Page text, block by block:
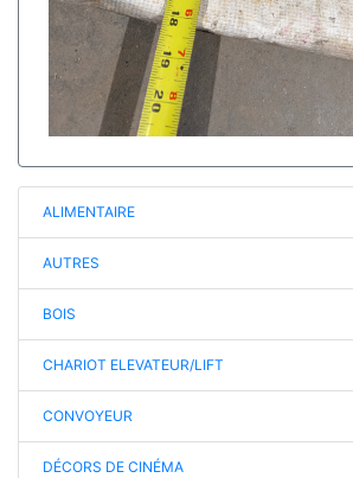
ALIMENTAIRE
AUTRES
BOIS
CHARIOT ELEVATEUR/LIFT
CONVOYEUR
DÉCORS DE CINÉMA